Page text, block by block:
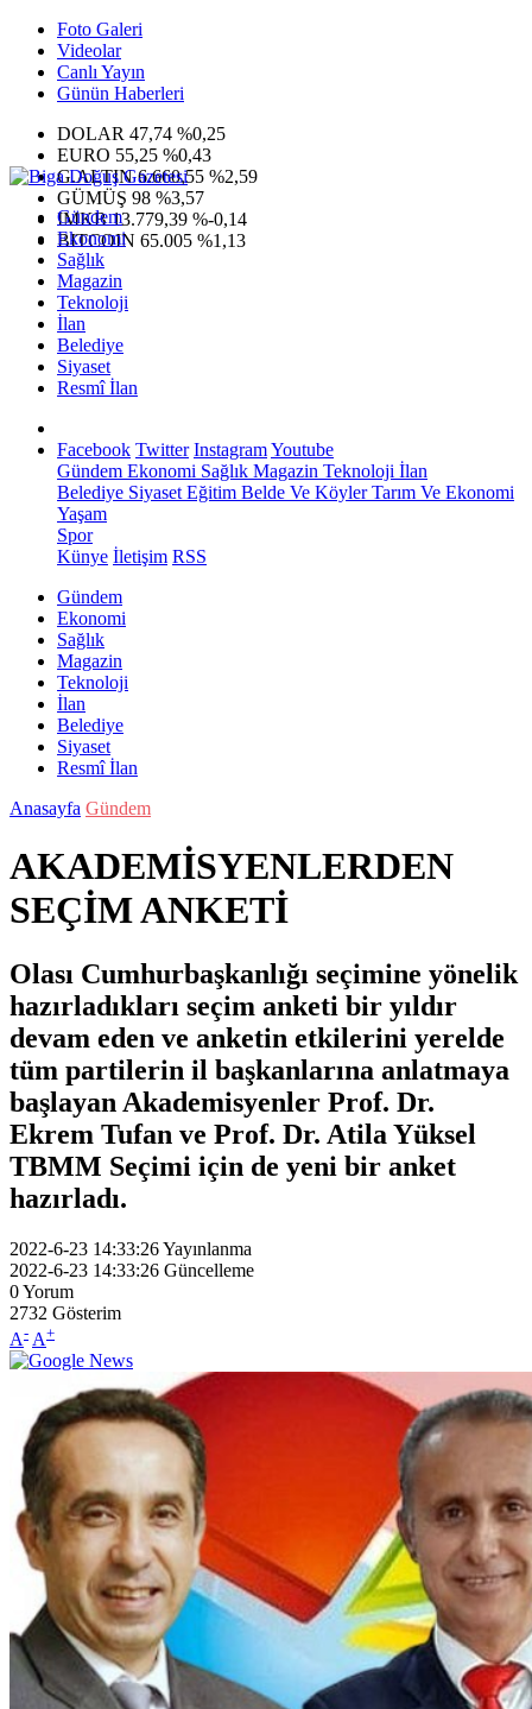
Foto Galeri
Videolar
Canlı Yayın
Günün Haberleri
DOLAR 47,74 %0,25
EURO 55,25 %0,43
G.ALTIN6.660,55 %2,59
GÜMÜŞ 98 %3,57
IMKB13.779,39 %-0,14
BITCOIN 65.005 %1,13
Gündem
Ekonomi
Sağlık
Magazin
Teknoloji
İlan
Belediye
Siyaset
Resmî İlan
Facebook Twitter InstagramYoutube
Gündem Ekonomi Sağlık Magazin Teknoloji İlan
Belediye Siyaset Eğitim Belde Ve KöylerTarım Ve Ekonomi
Yaşam
Spor
Künye İletişim RSS
Gündem
Ekonomi
Sağlık
Magazin
Teknoloji
İlan
Belediye
Siyaset
Resmî İlan
Anasayfa Gündem
AKADEMİSYENLERDEN
SEÇİM ANKETİ
Olası Cumhurbaşkanlığı seçimine yönelik
hazırladıkları seçim anketi bir yıldır
devam eden ve anketin etkilerini yerelde
tüm partilerin il başkanlarına anlatmaya
başlayan Akademisyenler Prof. Dr.
Ekrem Tufan ve Prof. Dr. Atila Yüksel
TBMM Seçimi için de yeni bir anket
hazırladı.
2022-6-23 14:33:26Yayınlanma
2022-6-23 14:33:26 Güncelleme
0Yorum
2732 Gösterim
A- A+